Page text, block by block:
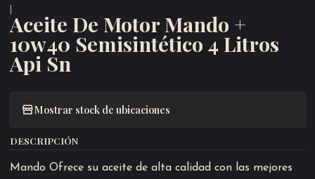
Aceite De Motor Mando +
10w40 Semisintético 4 Litros
Api Sn
Mostrar stock de ubicaciones
DESCRIPCIÓN
Mando Ofrece su aceite de alta calidad con las mejores